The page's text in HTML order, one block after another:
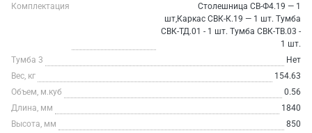
Комплектация
Столешница СВ-Ф4.19 — 1
шт,Каркас СВК-К.19 — 1 шт. Тумба
СВК-ТД.01 - 1 шт. Тумба СВК-ТВ.03 -
1 шт.
Тумба 3
Нет
Вес, кг
154.63
Объем, м.куб
0.56
Длина, мм
1840
Высота, мм
850